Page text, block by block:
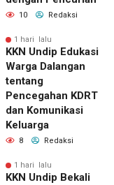
10 Redaksi
1 hari lalu
KKN Undip Edukasi
Warga Dalangan
tentang
Pencegahan KDRT
dan Komunikasi
Keluarga
8 Redaksi
1 hari lalu
KKN Undip Bekali